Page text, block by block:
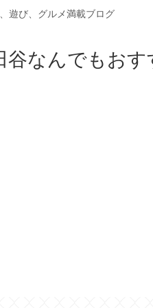
遊び、グルメ満載ブログ
谷なんでもおす